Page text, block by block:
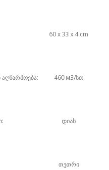
60 x 33 x 4 cm
460 м3/სთ
დიახ
თეთრი